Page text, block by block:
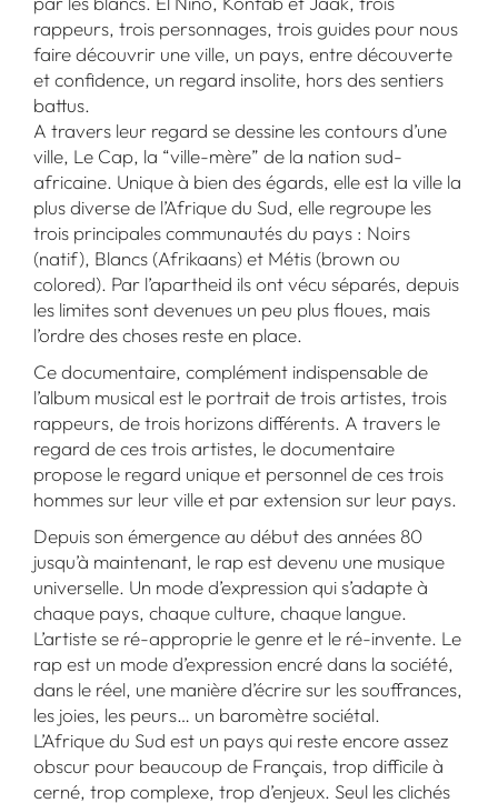
rappeurs, trois personnages, trois guides pour nous
faire découvrir une ville, un pays, entre découverte
et confidence, un regard insolite, hors des sentiers
battus.
A travers leur regard se dessine les contours d’une
ville, Le Cap, la “ville-mère” de la nation sud-
africaine. Unique à bien des égards, elle est la ville la
plus diverse de l’Afrique du Sud, elle regroupe les
trois principales communautés du pays : Noirs
(natif), Blancs (Afrikaans) et Métis (brown ou
colored). Par l’apartheid ils ont vécu séparés, depuis
les limites sont devenues un peu plus floues, mais
l’ordre des choses reste en place.
Ce documentaire, complément indispensable de
l’album musical est le portrait de trois artistes, trois
rappeurs, de trois horizons différents. A travers le
regard de ces trois artistes, le documentaire
propose le regard unique et personnel de ces trois
hommes sur leur ville et par extension sur leur pays.
Depuis son émergence au début des années 80
jusqu’à maintenant, le rap est devenu une musique
universelle. Un mode d’expression qui s’adapte à
chaque pays, chaque culture, chaque langue.
L’artiste se ré-approprie le genre et le ré-invente. Le
rap est un mode d’expression encré dans la société,
dans le réel, une manière d’écrire sur les souffrances,
les joies, les peurs… un baromètre sociétal.
L’Afrique du Sud est un pays qui reste encore assez
obscur pour beaucoup de Français, trop difficile à
cerné, trop complexe, trop d’enjeux. Seul les clichés